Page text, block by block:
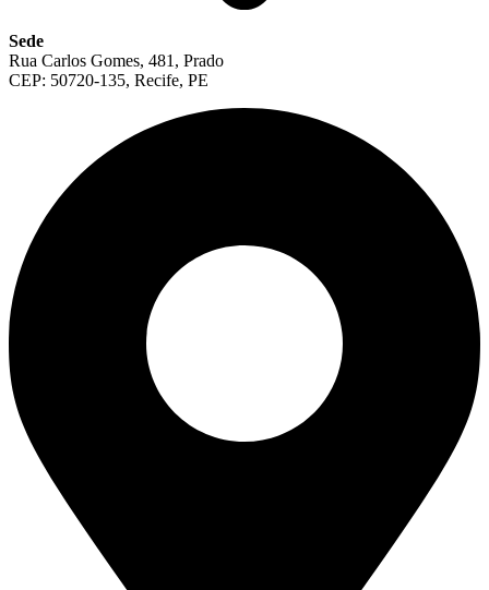
Sede
Rua Carlos Gomes, 481, Prado
CEP: 50720-135, Recife, PE